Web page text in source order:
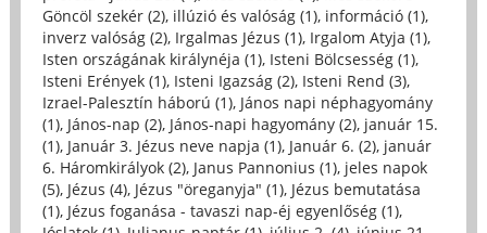
Göncöl szekér (2), illúzió és valóság (1), információ (1),
inverz valóság (2), Irgalmas Jézus (1), Irgalom Atyja (1),
Isten országának királynéja (1), Isteni Bölcsesség (1),
Isteni Erények (1), Isteni Igazság (2), Isteni Rend (3),
Izrael-Palesztín háború (1), János napi néphagyomány
(1), János-nap (2), János-napi hagyomány (2), január 15.
(1), Január 3. Jézus neve napja (1), Január 6. (2), január
6. Háromkirályok (2), Janus Pannonius (1), jeles napok
(5), Jézus (4), Jézus "öreganyja" (1), Jézus bemutatása
(1), Jézus foganása - tavaszi nap-éj egyenlőség (1),